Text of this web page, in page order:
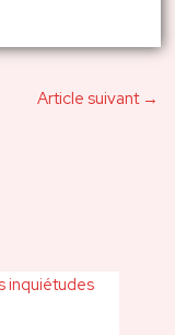
Article suivant →